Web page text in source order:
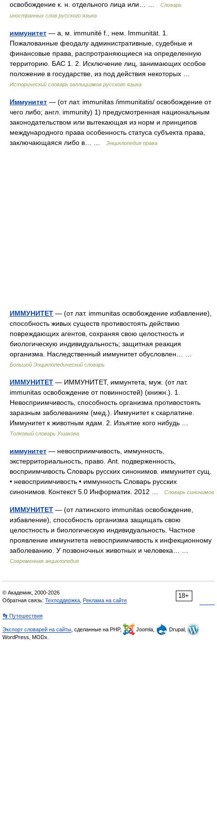
освобождение к. н. отдельного лица или… …
Словарь
иностранных слов русского языка
иммунитет — а, м. immunité f., нем. Immunität. 1.
Пожалованные феодалу административные, судебные и
финансовые права, распротраняющиеся на определенную
территорию. БАС 1. 2. Исключение лиц, занимающих особое
положение в государстве, из под действия некоторых …
Исторический словарь галлицизмов русского языка
Иммунитет — (от лат. immunitas /immunitatis/ освобождение от
чего либо; англ. immunity) 1) предусмотренная национальным
законодательством или вытекающая из норм и принципов
международного права особенность статуса субъекта права,
заключающаяся либо в… …
Энциклопедия права
ИММУНИТЕТ — (от лат. immunitas освобождение избавление),
способность живых существ противостоять действию
повреждающих агентов, сохраняя свою целостность и
биологическую индивидуальность; защитная реакция
организма. Наследственный иммунитет обусловлен… …
Большой Энциклопедический словарь
ИММУНИТЕТ — ИММУНИТЕТ, иммунтета, муж. (от лат.
immunitas освобождение от повинностей) (книжн.). 1.
Невосприимчивость, способность организма противостоять
заразным заболеваниям (мед.). Иммунитет к скарлатине.
Иммунитет к животным ядам. 2. Изъятие кого нибудь …
Толковый словарь Ушакова
иммунитет — невосприимчивость, иммунность,
экстерриториальность, право. Ant. подверженность,
восприимчивость Словарь русских синонимов. иммунитет сущ.
• невосприимчивость • иммунность Словарь русских
синонимов. Контекст 5.0 Информатик. 2012 …
Словарь синонимов
ИММУНИТЕТ — (от латинского immunitas освобождение,
избавление), способность организма защищать свою
целостность и биологическую индивидуальность. Частное
проявление иммунитета невосприимчивость к инфекционному
заболеванию. У позвоночных животных и человека… …
Современная энциклопедия
18+
© Академик, 2000-2026
Обратная связь: Техподдержка Реклама на сайте
👣 Путешествия
Экспорт словарей на сайты , сделанные на PHP, Joomla,
Drupal,
WordPress, MODx.